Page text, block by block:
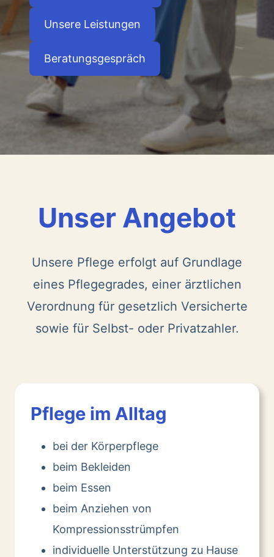
Unsere Leistungen
Beratungsgespräch
Unser Angebot
Unsere Pflege erfolgt auf Grundlage
eines Pflegegrades, einer ärztlichen
Verordnung für gesetzlich Versicherte
sowie für Selbst- oder Privatzahler.
Pflege im Alltag
bei der Körperpflege
beim Bekleiden
beim Essen
beim Anziehen von
Kompressionsstrümpfen
individuelle Unterstützung zu Hause